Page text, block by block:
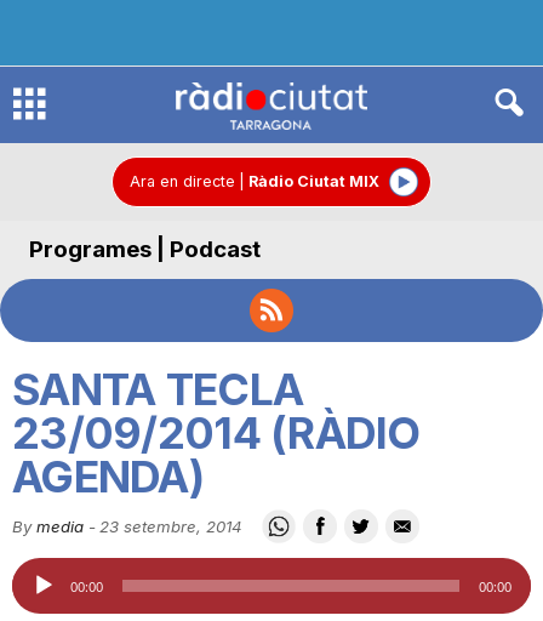
R
d
o
C
Ara en directe Ràdio Ciutat MIX
Programes | Podcast
SANTA TECLA
23/09/2014 (RÀDIO
AGENDA)
By media - 23 setembre, 2014
Reproductor
d'àudio
00:00 00:00